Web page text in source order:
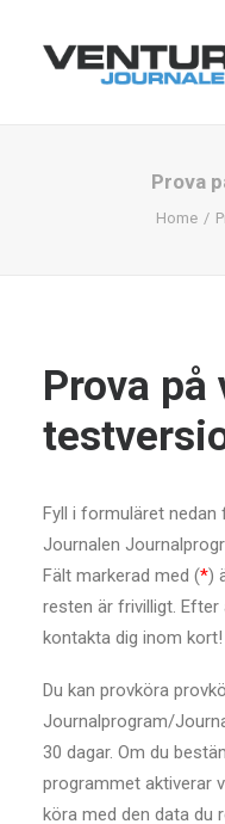
Prova
Home
Prova på
Fyll i formuläret
Journalen
Fält markerad med (*)
resten är frivilligt.
kontakta dig inom kort!
Du kan provköra
Journalprogram/
30 dagar. Om du
programmet aktiverar
köra med den data du